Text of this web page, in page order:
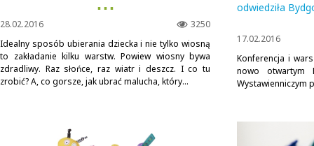
▪ ▪ ▪
3250
28.02.2016
Idealny sposób ubierania dziecka i nie tylko wiosną
to zakładanie kilku warstw. Powiew wiosny bywa
zdradliwy. Raz słońce, raz wiatr i deszcz. I co tu
zrobić? A, co gorsze, jak ubrać malucha, który...
odwiedziła
17.02.2016
Konferencja i
nowo otwartym
Wystawienniczym